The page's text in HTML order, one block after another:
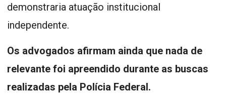
demonstraria atuação institucional
independente.
Os advogados afirmam ainda que nada de
relevante foi apreendido durante as buscas
realizadas pela Polícia Federal.